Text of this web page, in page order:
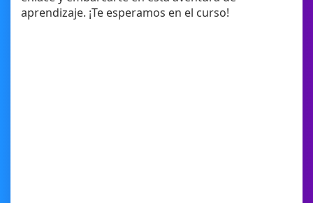
aprendizaje. ¡Te esperamos en el curso!